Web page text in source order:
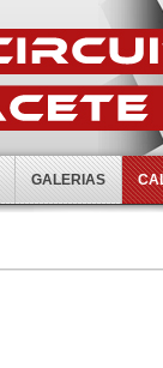
GALERIAS